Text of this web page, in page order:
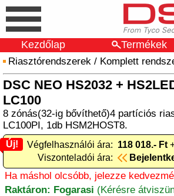
Kezdőlap Termékek
Riasztórendszerek / Komplett
DSC NEO HS2032 +
LC100
8 zónás(32-ig bővíthető)4 partíciós
LC100PI, 1db HSM2HOST8.
Új!
Új! Végfelhasználói ára: 118 018.- Ft
Viszonteladói ára:
Ha máshol olcsóbb, jelezze
Raktáron: Fogarasi (Kérésre